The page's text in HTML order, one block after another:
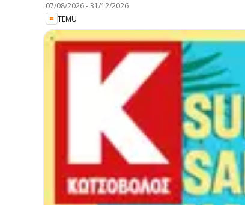
07/08/2026-31/12/2026
TEMU